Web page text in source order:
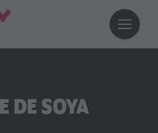
DE SOYA